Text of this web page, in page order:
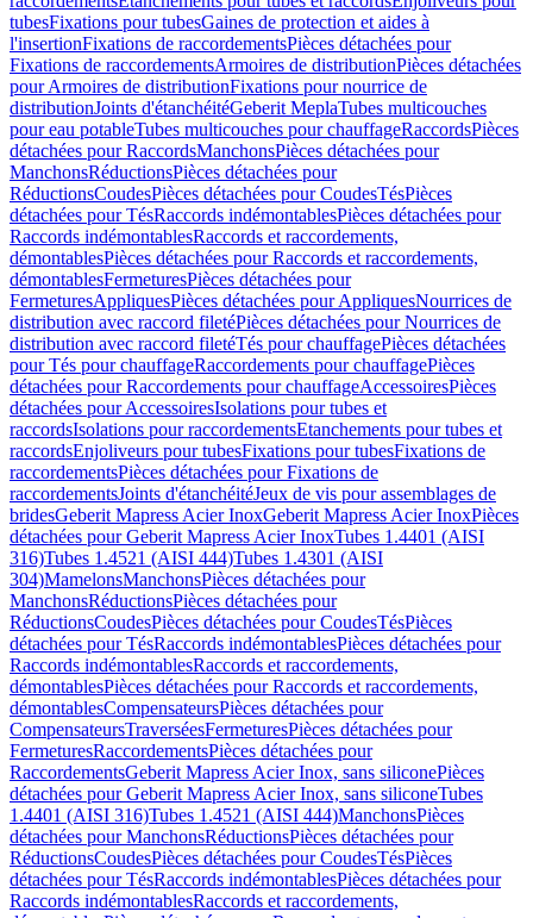
tubesFixations pour tubesGaines de protection et aides à
l'insertionFixations de raccordementsPièces détachées pour
Fixations de raccordementsArmoires de distributionPièces détachées
pour Armoires de distributionFixations pour nourrice de
distributionJoints d'étanchéitéGeberit MeplaTubes multicouches
pour eau potableTubes multicouches pour chauffageRaccordsPièces
détachées pour RaccordsManchonsPièces détachées pour
ManchonsRéductionsPièces détachées pour
RéductionsCoudesPièces détachées pour CoudesTésPièces
détachées pour TésRaccords indémontablesPièces détachées pour
Raccords indémontablesRaccords et raccordements,
démontablesPièces détachées pour Raccords et raccordements,
démontablesFermeturesPièces détachées pour
FermeturesAppliquesPièces détachées pour AppliquesNourrices de
distribution avec raccord filetéPièces détachées pour Nourrices de
distribution avec raccord filetéTés pour chauffagePièces détachées
pour Tés pour chauffageRaccordements pour chauffagePièces
détachées pour Raccordements pour chauffageAccessoiresPièces
détachées pour AccessoiresIsolations pour tubes et
raccordsIsolations pour raccordementsEtanchements pour tubes et
raccordsEnjoliveurs pour tubesFixations pour tubesFixations de
raccordementsPièces détachées pour Fixations de
raccordementsJoints d'étanchéitéJeux de vis pour assemblages de
bridesGeberit Mapress Acier InoxGeberit Mapress Acier InoxPièces
détachées pour Geberit Mapress Acier InoxTubes 1.4401 (AISI
316)Tubes 1.4521 (AISI 444)Tubes 1.4301 (AISI
304)MamelonsManchonsPièces détachées pour
ManchonsRéductionsPièces détachées pour
RéductionsCoudesPièces détachées pour CoudesTésPièces
détachées pour TésRaccords indémontablesPièces détachées pour
Raccords indémontablesRaccords et raccordements,
démontablesPièces détachées pour Raccords et raccordements,
démontablesCompensateursPièces détachées pour
CompensateursTraverséesFermeturesPièces détachées pour
FermeturesRaccordementsPièces détachées pour
RaccordementsGeberit Mapress Acier Inox, sans siliconePièces
détachées pour Geberit Mapress Acier Inox, sans siliconeTubes
1.4401 (AISI 316)Tubes 1.4521 (AISI 444)ManchonsPièces
détachées pour ManchonsRéductionsPièces détachées pour
RéductionsCoudesPièces détachées pour CoudesTésPièces
détachées pour TésRaccords indémontablesPièces détachées pour
Raccords indémontablesRaccords et raccordements,